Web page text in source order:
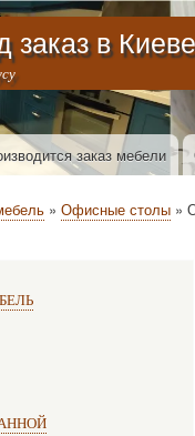
заказ в Киеве
заказ мебели
Офисные столы